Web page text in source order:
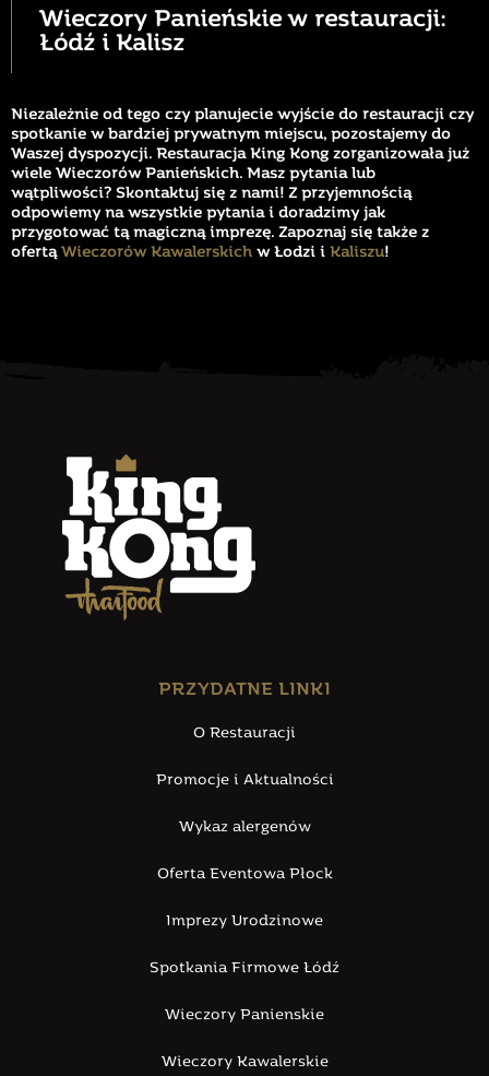
Wieczory Panieńskie w restauracji:
Łódź i Kalisz
Niezależnie od tego czy planujecie wyjście do restauracji czy
spotkanie w bardziej prywatnym miejscu, pozostajemy do
Waszej dyspozycji. Restauracja King Kong zorganizowała już
wiele Wieczorów Panieńskich. Masz pytania lub
wątpliwości? Skontaktuj się z nami! Z przyjemnością
odpowiemy na wszystkie pytania i doradzimy jak
przygotować tą magiczną imprezę. Zapoznaj się także z
ofertą Wieczorów Kawalerskich w Łodzi i Kaliszu!
PRZYDATNE LINKI
O Restauracji
Promocje i Aktualności
Wykaz alergenów
Oferta Eventowa Płock
Imprezy Urodzinowe
Spotkania Firmowe Łódź
Wieczory Panienskie
Wieczory Kawalerskie